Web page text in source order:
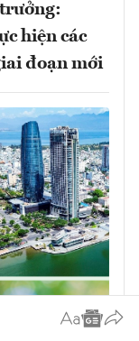
hiện các
đoạn mới